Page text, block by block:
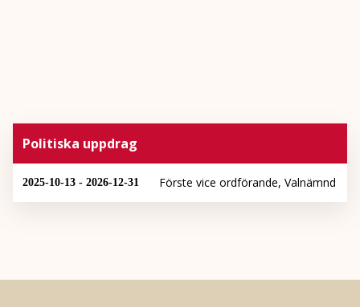
Politiska uppdrag
2025-10-13 - 2026-12-31 Förste vice ordförande, Valnämnd